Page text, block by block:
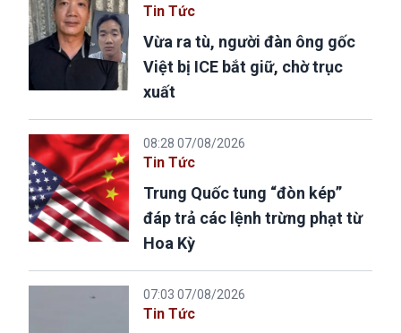
Tin Tức
Vừa ra tù, người đàn ông gốc
Việt bị ICE bắt giữ, chờ trục
xuất
08:28 07/08/2026
Tin Tức
Trung Quốc tung “đòn kép”
đáp trả các lệnh trừng phạt từ
Hoa Kỳ
07:03 07/08/2026
Tin Tức